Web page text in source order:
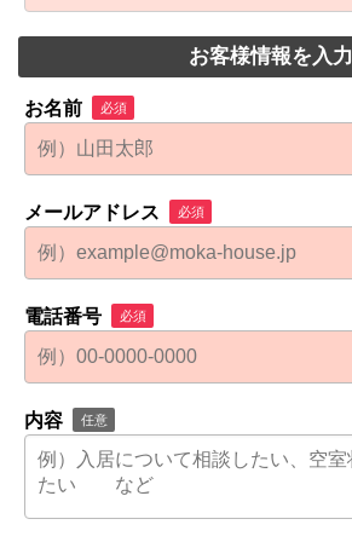
お客様情報を入力
お名前 必須
メールアドレス 必須
電話番号 必須
内容 任意